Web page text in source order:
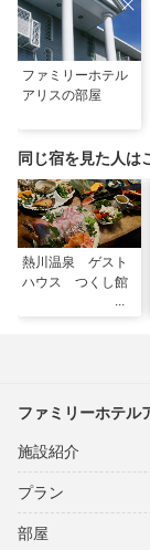
ファミリーホテル
アリスの部屋
同じ宿を見た人は
熱川温泉 ゲスト
ハウス つくし館
ファミリーホテル
施設紹介
プラン
部屋